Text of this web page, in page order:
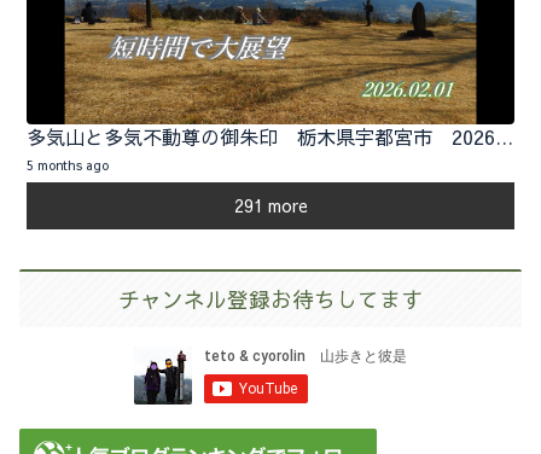
多気山と多気不動尊の御朱印 栃木県宇都宮市 2026.02.01
5 months ago
291 more
チャンネル登録お待ちしてます